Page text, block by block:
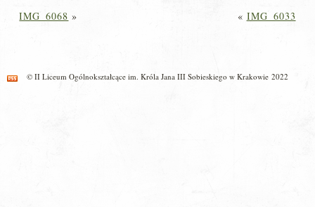
IMG_6068 » « IMG_6033
© II Liceum Ogólnokształcące im. Króla Jana III Sobieskiego w Krakowie 2022